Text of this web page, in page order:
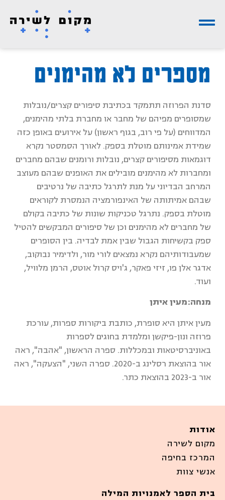
מספרים לא מהימנים
סדנת הפרוזה תתמקד בכתיבת סיפורים קצרים/נובלות
שמסופרים מפיהם של מחבר או מחברת בלתי מהימנים,
המדווחים (על פי רוב, בגוף ראשון) על אירועים באופן כזה
שמידת אמינותם מוטלת בספק. לאורך הסמסטר נקרא
דוגמאות מסיפורים קצרים, נובלות ורומנים שבהם מחברים
ומחברות לא מהימנים מובילים את האופנים שבהם מעוצב
המרחב הבדיוני על מנת לתרגל כתיבה של נרטיבים
שבהם אמיתותה של האינפורמציה הנמסרת לקוראים
מוטלת בספק. נתרגל טכניקות שונות של כתיבה בקולם
של מחברים לא מהימנים וכן של סיפורים המבקשים להטיל
ספק בקשיחות הגבול שבין אמת לבדיה. בין הסופרים
שמעבודותיהם נקרא נמצאים לורי מור, ולדימיר נבוקוב,
אדגר אלן פו, זיזי פאקר, ג'ויס קרול אוטס, הרמן מלוויל,
ועוד.
מנחה:מעין איתן
מעין איתן היא סופרת, כותבת ביקורות ספרות, עורכת
פרוזה ונון-פיקשן ומלמדת בחוגים לספרות
באוניברסיטאות ובמכללות. ספרה הראשון, "אהבה", ראה
אור בהוצאת רסלינג ב-2020. ספרה השני, "הצעקה", ראה
אור ב-2023 בהוצאת כתר.
אודות
מקום לשירה
המרכז בחיפה
אנשי צוות
בית הספר לאמנויות המילה